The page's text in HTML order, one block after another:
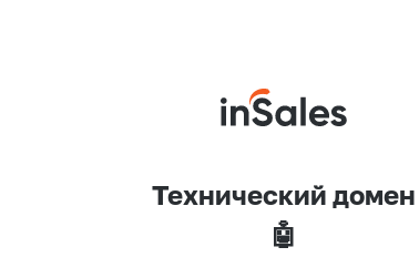
Технический домен
🤖